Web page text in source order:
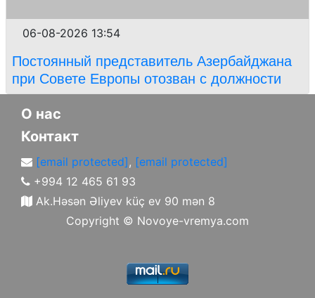
06-08-2026 13:54
Постоянный представитель Азербайджана
при Совете Европы отозван с должности
О нас
Контакт
[email protected], [email protected]
+994 12 465 61 93
Ak.Həsən Əliyev küç ev 90 mən 8
Copyright © Novoye-vremya.com